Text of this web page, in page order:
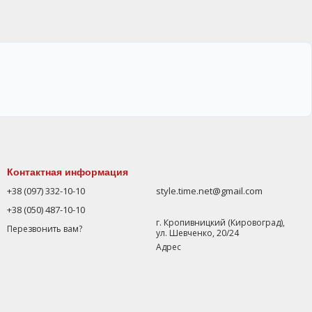
Контактная информация
+38 (097) 332-10-10
+38 (050) 487-10-10
Перезвонить вам?
style.time.net@gmail.com
г. Кропивницкий (Кировоград),
ул. Шевченко, 20/24
Адрес